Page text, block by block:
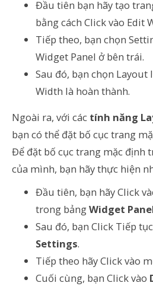
Đầu tiên bạn hãy tạo
bằng cách Click vào Edit
Tiếp theo, bạn chọn
Widget Panel ở bên trái.
Sau đó, bạn chọn Layout
Width là hoàn thành.
Ngoài ra, với các tính năng
bạn có thể đặt bố cục trang
Để đặt bố cục trang mặc định
của mình, bạn hãy thực hiện
Đầu tiên, bạn hãy Click
trong bảngWidget
Sau đó, bạn Click Tiếp
Settings.
Tiếp theo hãy Click vào
Cuối cùng, bạn Click vào